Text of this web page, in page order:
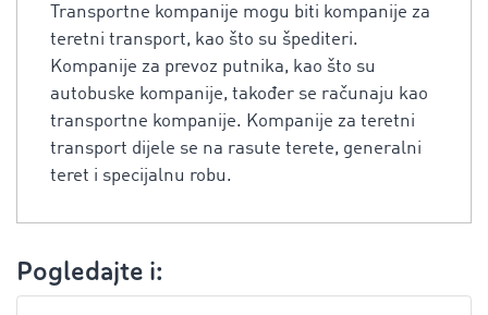
Transportne kompanije mogu biti kompanije za
teretni transport, kao što su špediteri.
Kompanije za prevoz putnika, kao što su
autobuske kompanije, također se računaju kao
transportne kompanije. Kompanije za teretni
transport dijele se na rasute terete, generalni
teret i specijalnu robu.
Pogledajte i: